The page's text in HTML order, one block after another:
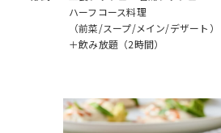
ハーフコース料理
（前菜/スープ/メイン/デザート）
＋飲み放題（2時間）